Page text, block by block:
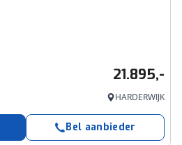
21.895,-
HARDERWIJK
Bel aanbieder